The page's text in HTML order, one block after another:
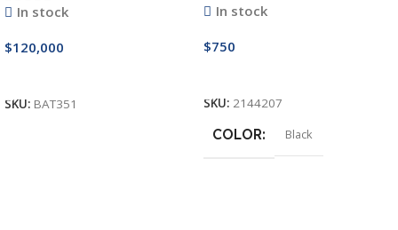
In stock
$120,000
SKU: BAT351
In stock
$750
SKU: 2144207
COLOR Black